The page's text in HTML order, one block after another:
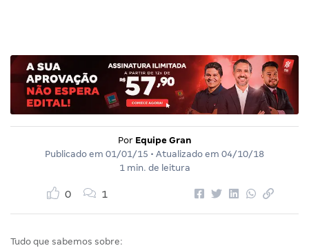
Por Equipe Gran
Publicado em 01/01/15 • Atualizado em 04/10/18
1 min. de leitura
0 1
Tudo que sabemos sobre: